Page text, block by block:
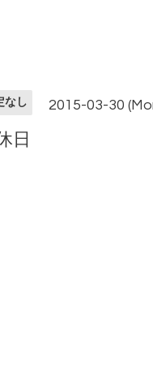
なし 2015-03-30
日